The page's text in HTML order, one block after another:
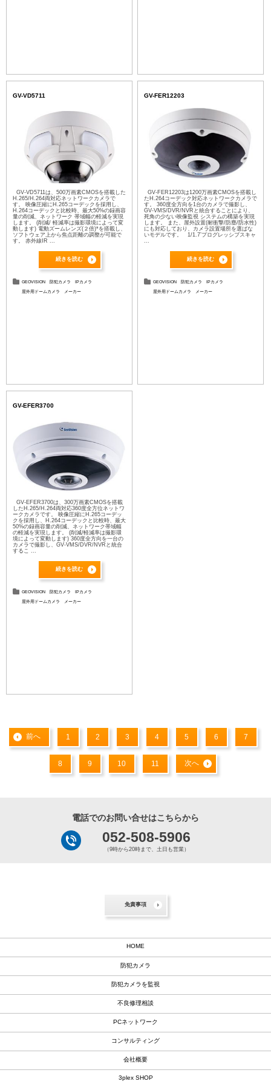
GV-VD5711
GV-VD5711は、500万画素CMOSを搭載した
H.265/H.264両対応ネットワークカメラで
す。 映像圧縮にH.265コーデックを採用し、
H.264コーデックと比較時、最大50%の録画容
量の削減、ネットワーク 帯域幅の軽減を実現
します。 (削減/ 軽減率は撮影環境によって変
動します) 電動ズームレンズ(２倍)*を搭載し、
ソフトウェア上から焦点距離の調整が可能で
す。 赤外線IR ...
続きを読む
GEOVISION 防犯カメラ IPカメラ
屋外用ドームカメラ メーカー
GV-FER12203
GV-FER12203は1200万画素CMOSを搭載し
たH.264コーデック対応ネットワークカメラで
す。 360度全方向を1台のカメラで撮影し、
GV-VMS/DVR/NVRと統合することにより、
死角の少ない映像監視 システムの構築を実現
します。 また、屋外設置(耐衝撃/防塵/防水性)
にも対応しており、カメラ設置場所を選ばな
いモデルです。 1/1.7’プログレッシブスキャ
...
続きを読む
GEOVISION 防犯カメラ IPカメラ
屋外用ドームカメラ メーカー
GV-EFER3700
GV-EFER3700は、300万画素CMOSを搭載
したH.265/H.264両対応360度全方位ネットワ
ークカメラです。 映像圧縮にH.265コーデッ
クを採用し、H.264コーデックと比較時、最大
50%の録画容量の削減、ネットワーク帯域幅
の軽減を実現します。 (削減/軽減率は撮影環
境によって変動します) 360度全方向を一台の
カメラで撮影し、GV-VMS/DVR/NVRと統合
するこ ...
続きを読む
GEOVISION 防犯カメラ IPカメラ
屋外用ドームカメラ メーカー
前へ 1 2 3 4 5 6 7
8 9 10 11 次へ
電話でのお問い合せはこちらから
052-508-5906
（9時から20時まで、土日も営業）
免責事項
HOME
防犯カメラ
防犯カメラを監視
不良修理相談
PCネットワーク
コンサルティング
会社概要
3plex SHOP